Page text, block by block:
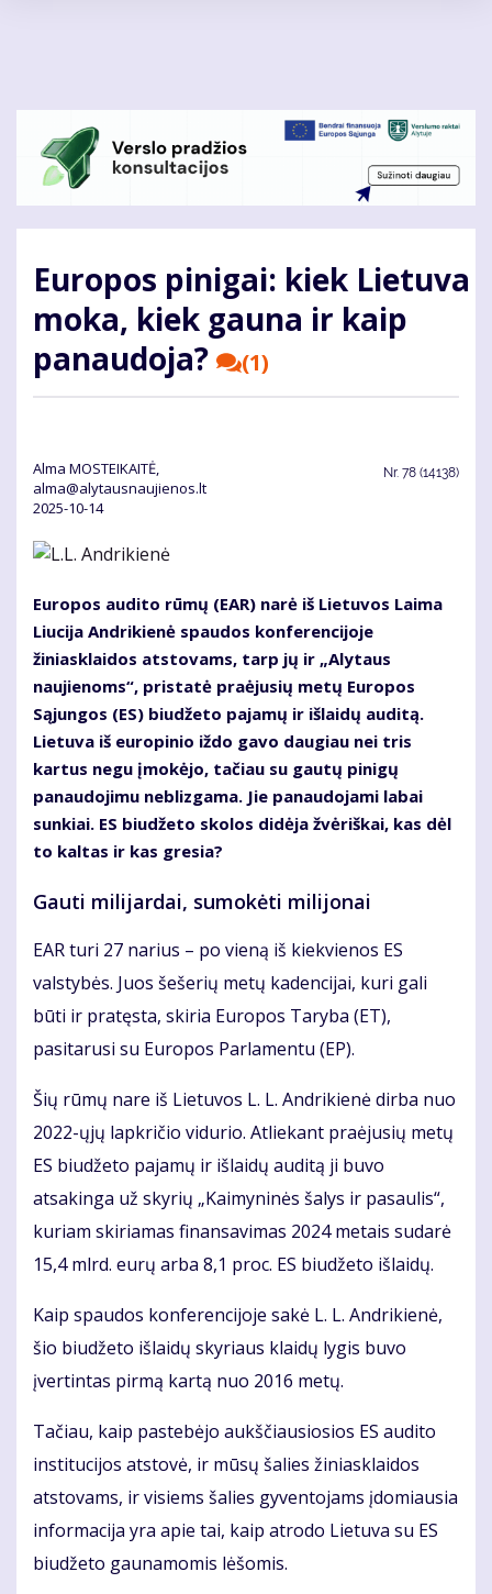
Europos pinigai: kiek Lietuva
moka, kiek gauna ir kaip
panaudoja?
(1)
Alma MOSTEIKAITĖ,
alma@alytausnaujienos.lt
2025-10-14
Nr. 78 (14138)
Europos audito rūmų (EAR) narė iš Lietuvos Laima
Liucija Andrikienė spaudos konferencijoje
žiniasklaidos atstovams, tarp jų ir „Alytaus
naujienoms“, pristatė praėjusių metų Europos
Sąjungos (ES) biudžeto pajamų ir išlaidų auditą.
Lietuva iš europinio iždo gavo daugiau nei tris
kartus negu įmokėjo, tačiau su gautų pinigų
panaudojimu neblizgama. Jie panaudojami labai
sunkiai. ES biudžeto skolos didėja žvėriškai, kas dėl
to kaltas ir kas gresia?
Gauti milijardai, sumokėti milijonai
EAR turi 27 narius – po vieną iš kiekvienos ES
valstybės. Juos šešerių metų kadencijai, kuri gali
būti ir pratęsta, skiria Europos Taryba (ET),
pasitarusi su Europos Parlamentu (EP).
Šių rūmų nare iš Lietuvos L. L. Andrikienė dirba nuo
2022-ųjų lapkričio vidurio. Atliekant praėjusių metų
ES biudžeto pajamų ir išlaidų auditą ji buvo
atsakinga už skyrių „Kaimyninės šalys ir pasaulis“,
kuriam skiriamas finansavimas 2024 metais sudarė
15,4 mlrd. eurų arba 8,1 proc. ES biudžeto išlaidų.
Kaip spaudos konferencijoje sakė L. L. Andrikienė,
šio biudžeto išlaidų skyriaus klaidų lygis buvo
įvertintas pirmą kartą nuo 2016 metų.
Tačiau, kaip pastebėjo aukščiausiosios ES audito
institucijos atstovė, ir mūsų šalies žiniasklaidos
atstovams, ir visiems šalies gyventojams įdomiausia
informacija yra apie tai, kaip atrodo Lietuva su ES
biudžeto gaunamomis lėšomis.